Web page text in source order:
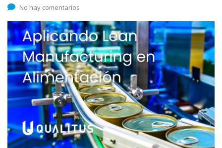
No hay comentarios